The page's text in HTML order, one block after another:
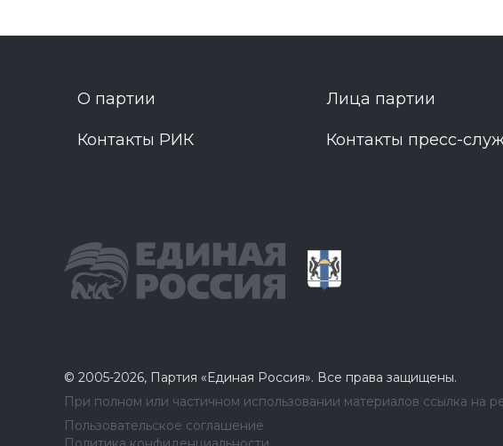
О партии Лица партии
Контакты РИК Контакты пресс-
© 2005-2026, Партия «Единая Россия». Все права защищены.
При полном или частичном использовании материалов ссылка на
Пользовательское соглашение